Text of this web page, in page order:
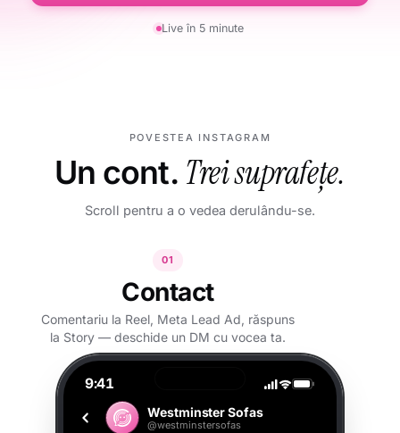
Live în 5 minute
POVESTEA INSTAGRAM
Un cont. Trei suprafețe.
Scroll pentru a o vedea derulându-se.
01
Contact
Comentariu la Reel, Meta Lead Ad, răspuns
la Story — deschide un DM cu vocea ta.
9:41
Westminster Sofas
@westminstersofas